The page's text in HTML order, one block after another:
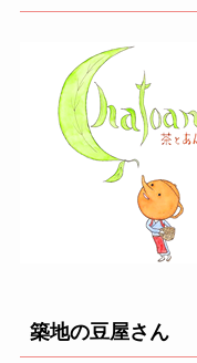
築地の豆屋さん